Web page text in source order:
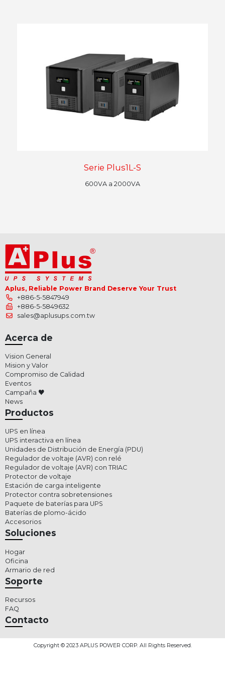
Serie Plus1L-S
600VA a 2000VA
Aplus, Reliable Power Brand Deserve Your Trust
+886-5-5847949
+886-5-5849632
sales@aplusups.com.tw
Acerca de
Vision General
Mision y Valor
Compromiso de Calidad
Eventos
Campaña ♥
News
Productos
UPS en línea
UPS interactiva en línea
Unidades de Distribución de Energía (PDU)
Regulador de voltaje (AVR) con relé
Regulador de voltaje (AVR) con TRIAC
Protector de voltaje
Estación de carga inteligente
Protector contra sobretensiones
Paquete de baterías para UPS
Baterías de plomo-ácido
Accesorios
Soluciones
Hogar
Oficina
Armario de red
Soporte
Recursos
FAQ
Contacto
Copyright © 2023 APLUS POWER CORP. All Rights Reserved.